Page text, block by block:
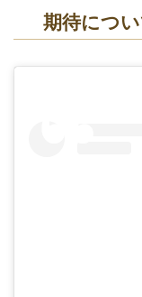
期待につい